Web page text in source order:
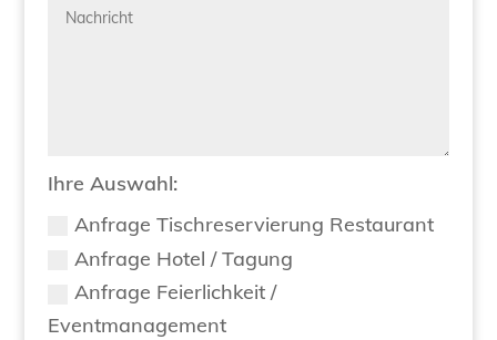
Ihre Auswahl:
Anfrage Tischreservierung Restaurant
Anfrage Hotel / Tagung
Anfrage Feierlichkeit /
Eventmanagement